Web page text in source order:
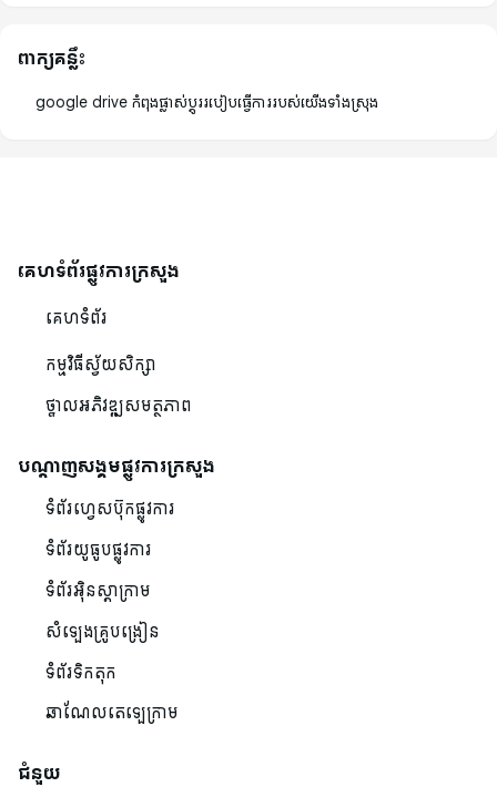
ពាក្យគន្លឹះ
google drive កំពុងផ្លាស់ប្តូររបៀបធ្វើការរបស់យើងទាំងស្រុង
គេហទំព័រផ្លូវការក្រសួង
គេហទំព័រ
កម្មវិធីស្វ័យសិក្សា
ថ្នាលអភិវឌ្ឍសមត្ថភាព
បណ្ដាញសង្គមផ្លូវការក្រសួង
ទំព័រហ្វេសប៊ុកផ្លូវការ
ទំព័រយូធូបផ្លូវការ
ទំព័រអ៊ិនស្តាក្រាម
សំឡេងគ្រូបង្រៀន
ទំព័រទិកតុក
ឆាណែលតេឡេក្រាម
ជំនួយ